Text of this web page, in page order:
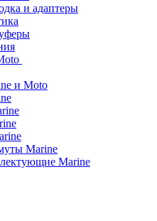
и адаптеры
и Moto
Marine
Marine